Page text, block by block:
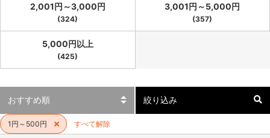
2,001円～3,000円
(324)
3,001円～5,000円
(357)
5,000円以上
(425)
絞り込み
1円～500円 すべて解除